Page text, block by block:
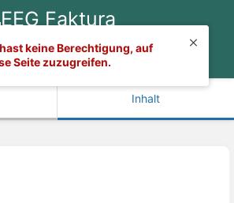
keine Berechtigung, auf
Seite zuzugreifen.
EEG Faktura
Handbuch &
Dokumentation
Inhalt